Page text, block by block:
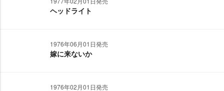
ヘッドライト
1976年06月01日発売
嫁に来ないか
1976年02月01日発売